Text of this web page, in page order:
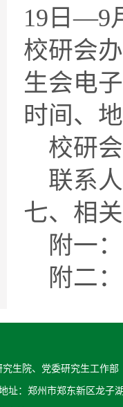
19日—9
校研会
生会电
时间、
校研会
联系
七、相
附一：
附二：
生院、党委研究生工作
址：郑州市郑东新区龙子